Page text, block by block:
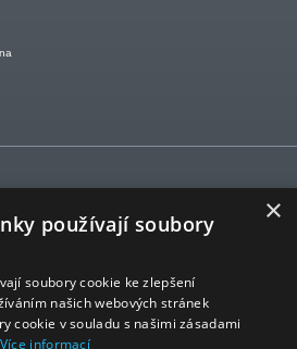
2
×
používají soubory
soubory cookie ke zlepšení
našich webových stránek
cookie v souladu s našimi zásadami
Více informací